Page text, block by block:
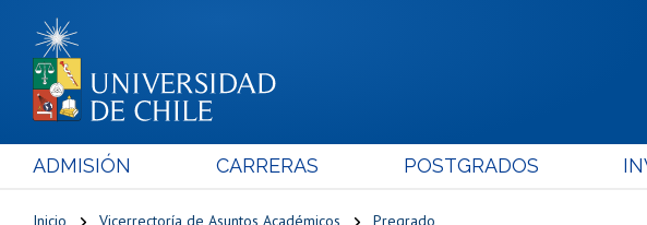
ADMISIÓN CARRERAS POSTGRADOS
Inicio Vicerrectoría de Asuntos Académicos Pregrado